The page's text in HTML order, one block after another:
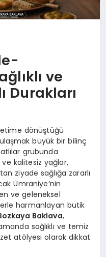
ve
Durakları
dönüştüğü
büyük bir bilinç
grubunda
ve kalitesiz yağlar,
ziyade sağlığa zararlı
Ümraniye’nin
ve geleneksel
harmanlayan butik
Baklava,
sağlıklı ve temiz
atölyesi olarak dikkat